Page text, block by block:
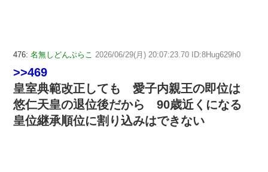
476: 名無しどんぶらこ 2026/06/29(月) 20:07:23.70 ID:8Hug629h0
>>469
皇室典範改正しても 愛子内親王の即位は
悠仁天皇の退位後だから 90歳近くになる
皇位継承順位に割り込みはできない